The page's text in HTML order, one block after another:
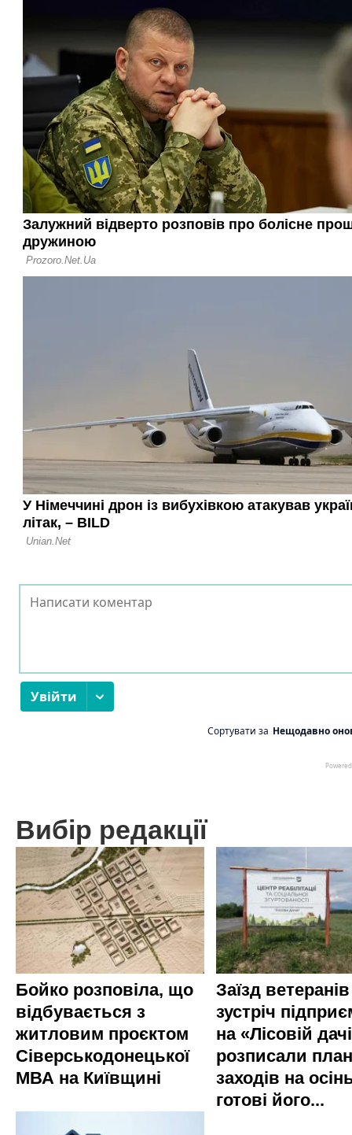
Вибір редакції
Бойко розповіла, що
відбувається з
житловим проєктом
Сіверськодонецької
МВА на Київщині
Заїзд
зустріч
на «Лісовій
розписали план
заходів на
готові його...